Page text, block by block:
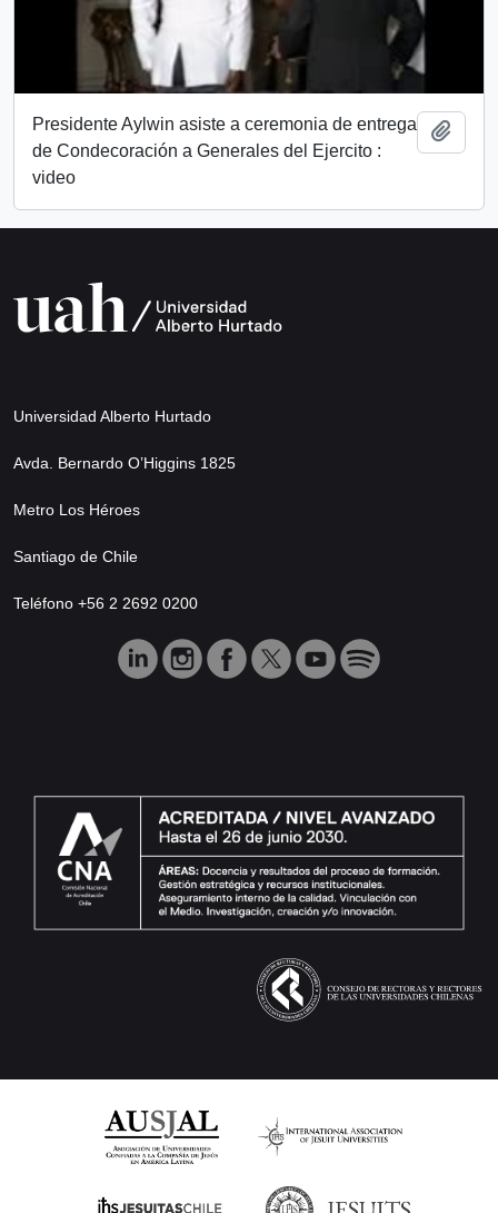
Presidente Aylwin asiste a ceremonia de entrega
de Condecoración a Generales del Ejercito :
video
Universidad Alberto Hurtado
Avda. Bernardo O’Higgins 1825
Metro Los Héroes
Santiago de Chile
Teléfono +56 2 2692 0200